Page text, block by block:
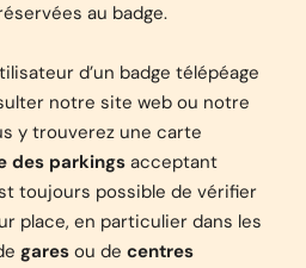
au badge.
d’un badge télépéage
notre site web ou notre
y trouverez une carte
des parkings acceptant
toujours possible de vérifier
place, en particulier dans les
gares ou de centres